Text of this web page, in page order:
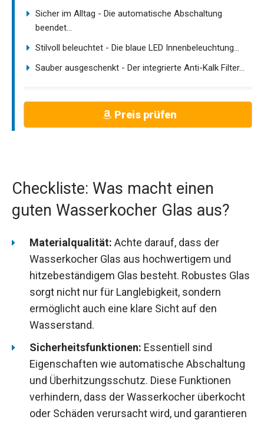
Sicher im Alltag - Die automatische Abschaltung
beendet...
Stilvoll beleuchtet - Die blaue LED Innenbeleuchtung...
Sauber ausgeschenkt - Der integrierte Anti-Kalk Filter...
Preis prüfen
Checkliste: Was macht einen
guten Wasserkocher Glas aus?
Materialqualität: Achte darauf, dass der
Wasserkocher Glas aus hochwertigem und
hitzebeständigem Glas besteht. Robustes Glas
sorgt nicht nur für Langlebigkeit, sondern
ermöglicht auch eine klare Sicht auf den
Wasserstand.
Sicherheitsfunktionen: Essentiell sind
Eigenschaften wie automatische Abschaltung
und Überhitzungsschutz. Diese Funktionen
verhindern, dass der Wasserkocher überkocht
oder Schäden verursacht wird, und garantieren